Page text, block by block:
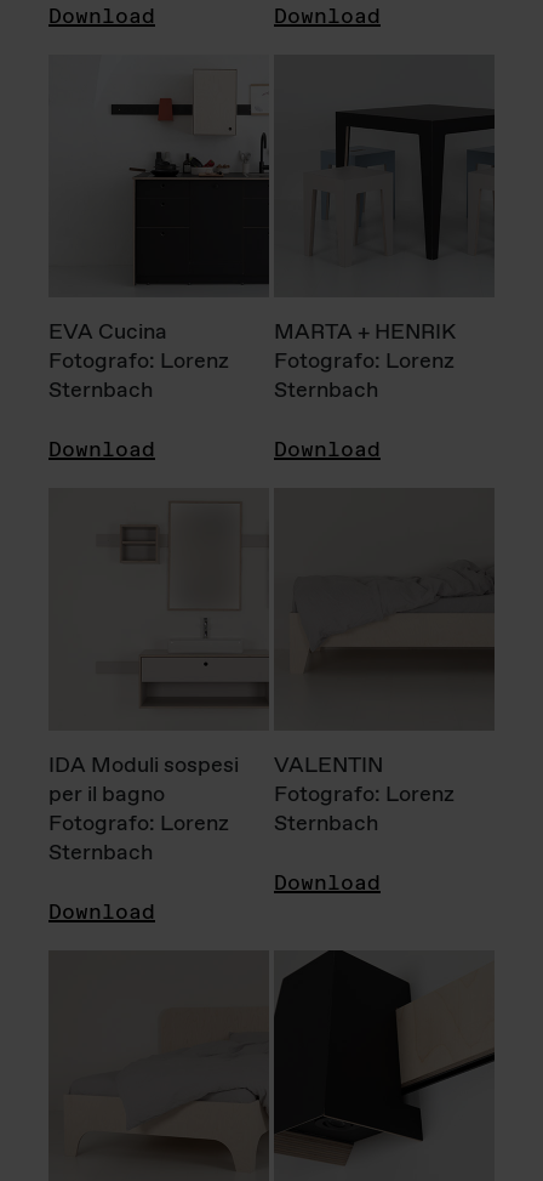
Download Download
EVA Cucina
Fotografo: Lorenz
Sternbach
Download
MARTA + HENRIK
Fotografo: Lorenz
Sternbach
Download
IDA Moduli sospesi
per il bagno
Fotografo: Lorenz
Sternbach
Download
VALENTIN
Fotografo: Lorenz
Sternbach
Download